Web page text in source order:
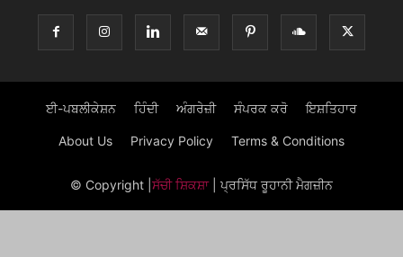
ਈ-ਪਬਲੀਕੇਸ਼ਨ ਹਿੰਦੀ ਅੰਗਰੇਜ਼ੀ ਸੰਪਰਕ ਕਰੋ ਇਸ਼ਤਿਹਾਰ
About Us Privacy Policy Terms & Conditions
© Copyright ਸੱਚੀ ਸ਼ਿਕਸ਼ਾ| ਪ੍ਰਸਿੱਧ ਰੂਹਾਨੀ ਮੈਗਜ਼ੀਨ